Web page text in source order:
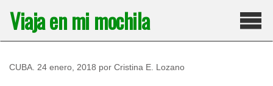
contenido
Viaja en mi mochila
CUBA 24 enero, 2018 por Cristina E. Lozano